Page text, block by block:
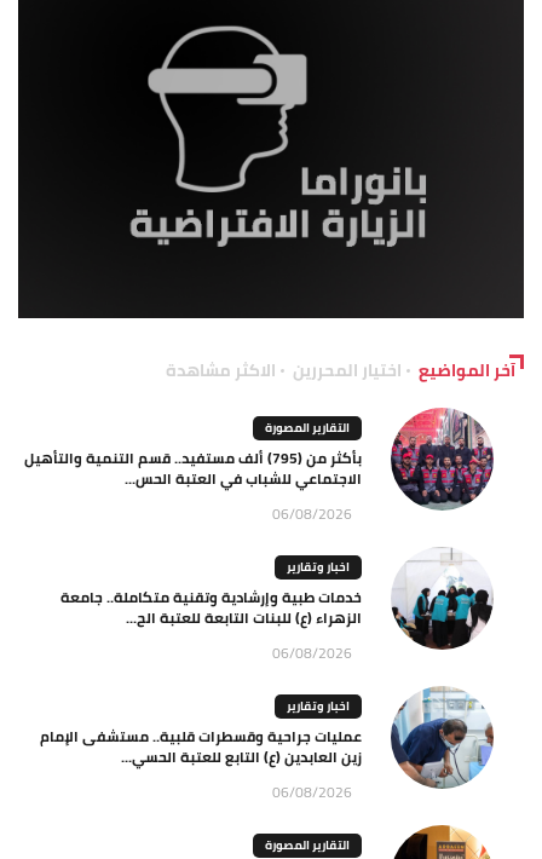
آخر المواضيع اختيار المحررين الاكثر مشاهدة
التقارير المصورة
بأكثر من (795) ألف مستفيد.. قسم التنمية والتأهيل
الاجتماعي للشباب في العتبة الحس...
06/08/2026
اخبار وتقارير
خدمات طبية وإرشادية وتقنية متكاملة.. جامعة
الزهراء (ع) للبنات التابعة للعتبة الح...
06/08/2026
اخبار وتقارير
عمليات جراحية وقسطرات قلبية.. مستشفى الإمام
زين العابدين (ع) التابع للعتبة الحسي...
06/08/2026
التقارير المصورة